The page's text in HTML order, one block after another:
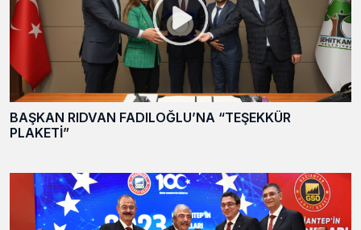
BAŞKAN RIDVAN FADILOĞLU’NA “TEŞEKKÜR
PLAKETİ”